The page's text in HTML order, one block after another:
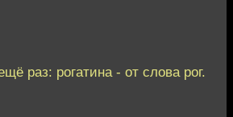
раз: рогатина - от слова рог.